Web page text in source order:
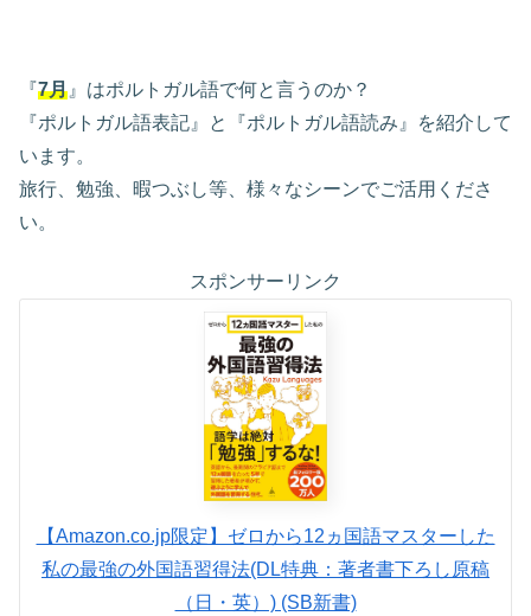
『7月 』はポルトガル語で何と言うのか？
『ポルトガル語表記』と『ポルトガル語読み』を紹介して
います。
旅行、勉強、暇つぶし等、様々なシーンでご活用くださ
い。
スポンサーリンク
【Amazon.co.jp限定】ゼロから12ヵ国語マスターした
私の最強の外国語習得法(DL特典：著者書下ろし原稿
（日・英）) (SB新書)